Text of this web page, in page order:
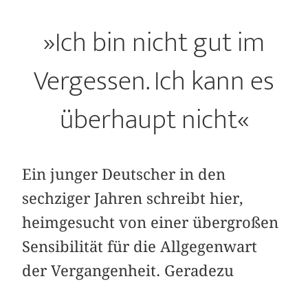
»Ich bin nicht gut im
Vergessen. Ich kann es
überhaupt nicht«
Ein junger Deutscher in den
sechziger Jahren schreibt hier,
heimgesucht von einer übergroßen
Sensibilität für die Allgegenwart
der Vergangenheit. Geradezu